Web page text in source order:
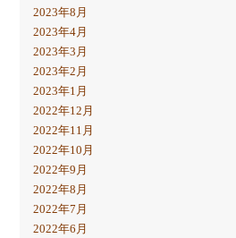
2023年8月
2023年4月
2023年3月
2023年2月
2023年1月
2022年12月
2022年11月
2022年10月
2022年9月
2022年8月
2022年7月
2022年6月